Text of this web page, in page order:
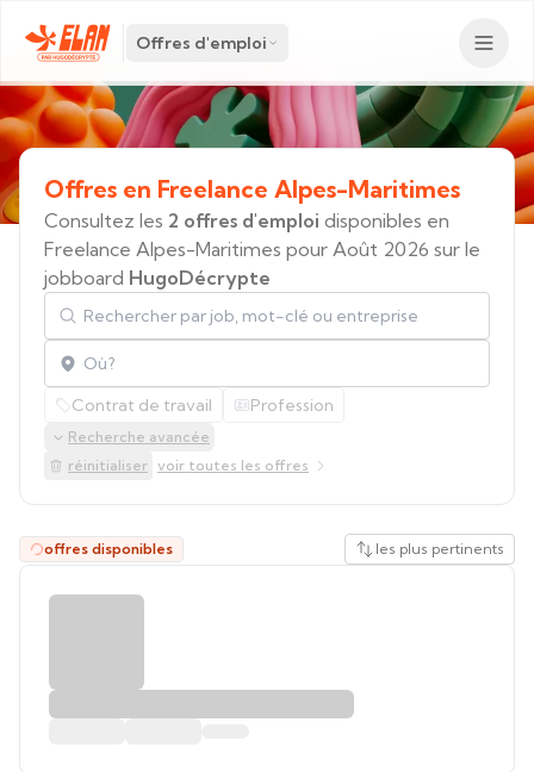
Offres d'emploi
Offres en Freelance Alpes-Maritimes
Consultez les 2 offres d'emploi disponibles en
Freelance Alpes-Maritimes pour Août 2026 sur le
jobboard HugoDécrypte
Rechercher par job, mot-clé ou entreprise
Localisation
Contrat de travail Profession
Recherche avancée
réinitialiser voir toutes les offres
offres disponibles les plus pertinents